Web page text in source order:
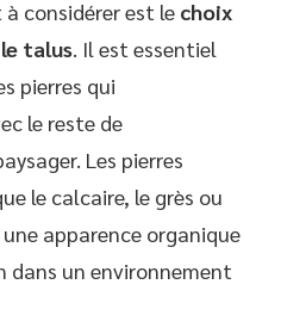
considérer est le choix
talus . Il est essentiel
pierres qui
le reste de
Les pierres
le calcaire, le grès ou
apparence organique
dans un environnement